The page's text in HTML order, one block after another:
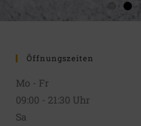
Öffnungszeiten
Mo - Fr
09:00 - 21:30 Uhr
Sa